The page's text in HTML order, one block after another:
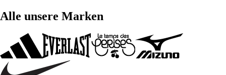
Alle unsere Marken